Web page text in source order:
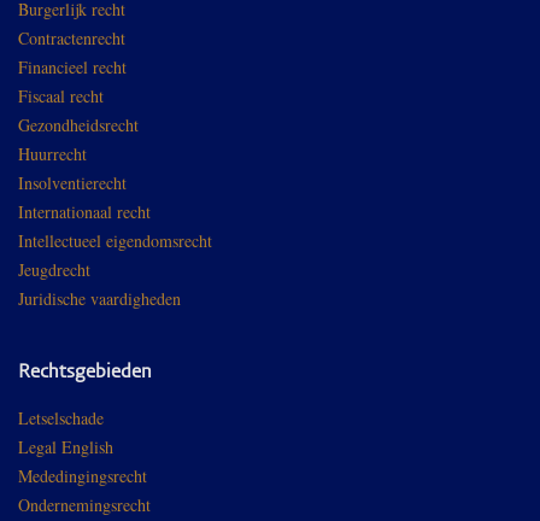
Burgerlijk recht
Contractenrecht
Financieel recht
Fiscaal recht
Gezondheidsrecht
Huurrecht
Insolventierecht
Internationaal recht
Intellectueel eigendomsrecht
Jeugdrecht
Juridische vaardigheden
Rechtsgebieden
Letselschade
Legal English
Mededingingsrecht
Ondernemingsrecht